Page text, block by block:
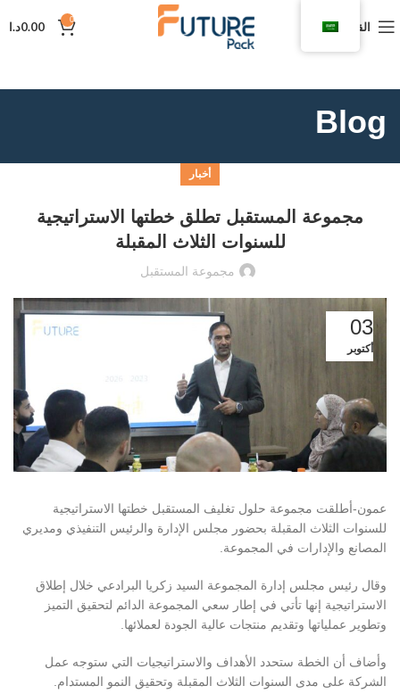
القائمة 0
0.00د.ا
Blog
أخبار
مجموعة المستقبل تطلق خطتها الاستراتيجية
للسنوات الثلاث المقبلة
مجموعة المستقبل
03
أكتوبر
عمون-أطلقت مجموعة حلول تغليف المستقبل خطتها الاستراتيجية
للسنوات الثلاث المقبلة بحضور مجلس الإدارة والرئيس التنفيذي ومديري
المصانع والإدارات في المجموعة.
وقال رئيس مجلس إدارة المجموعة السيد زكريا البرادعي خلال إطلاق
الاستراتيجية إنها تأتي في إطار سعي المجموعة الدائم لتحقيق التميز
وتطوير عملياتها وتقديم منتجات عالية الجودة لعملائها.
وأضاف أن الخطة ستحدد الأهداف والاستراتيجيات التي ستوجه عمل
الشركة على مدى السنوات الثلاث المقبلة وتحقيق النمو المستدام.